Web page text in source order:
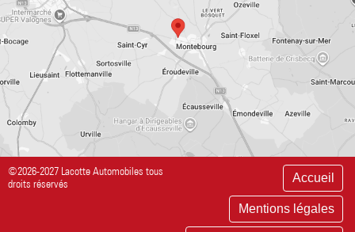
©2026-2027 Lacotte Automobiles tous
droits réservés
Accueil
Mentions légales